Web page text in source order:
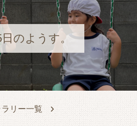
日のようす。
リー一覧